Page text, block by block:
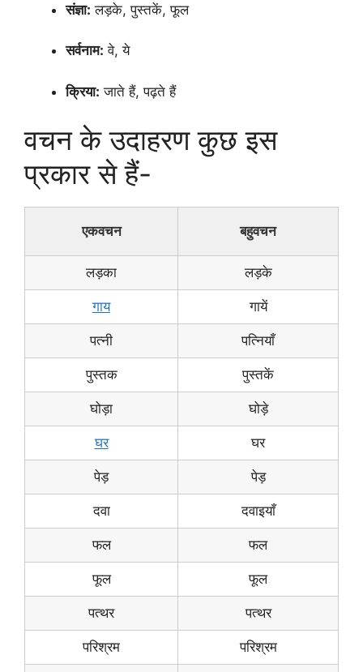
संज्ञा: लड़के, पुस्तकें, फूल
सर्वनाम: वे, ये
क्रिया: जाते हैं, पढ़ते हैं
वचन के उदाहरण कुछ इस
प्रकार से हैं-
एकवचन बहुवचन
लड़का लड़के
गाय गायें
पत्नी पत्नियाँ
पुस्तक पुस्तकें
घोड़ा घोड़े
घर घर
पेड़ पेड़
दवा दवाइयाँ
फल फल
फूल फूल
पत्थर पत्थर
परिश्रम परिश्रम